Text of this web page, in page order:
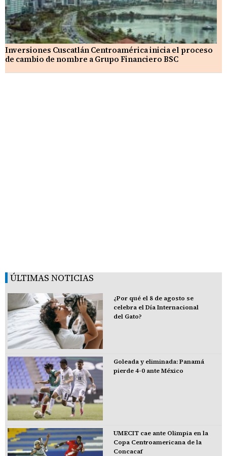
Inversiones Cuscatlán Centroamérica inicia el proceso
de cambio de nombre a Grupo Financiero BSC
ÚLTIMAS NOTICIAS
¿Por qué el 8 de agosto se
celebra el Día Internacional
del Gato?
Goleada y eliminada: Panamá
pierde 4-0 ante México
UMECIT cae ante Olimpia en la
Copa Centroamericana de la
Concacaf